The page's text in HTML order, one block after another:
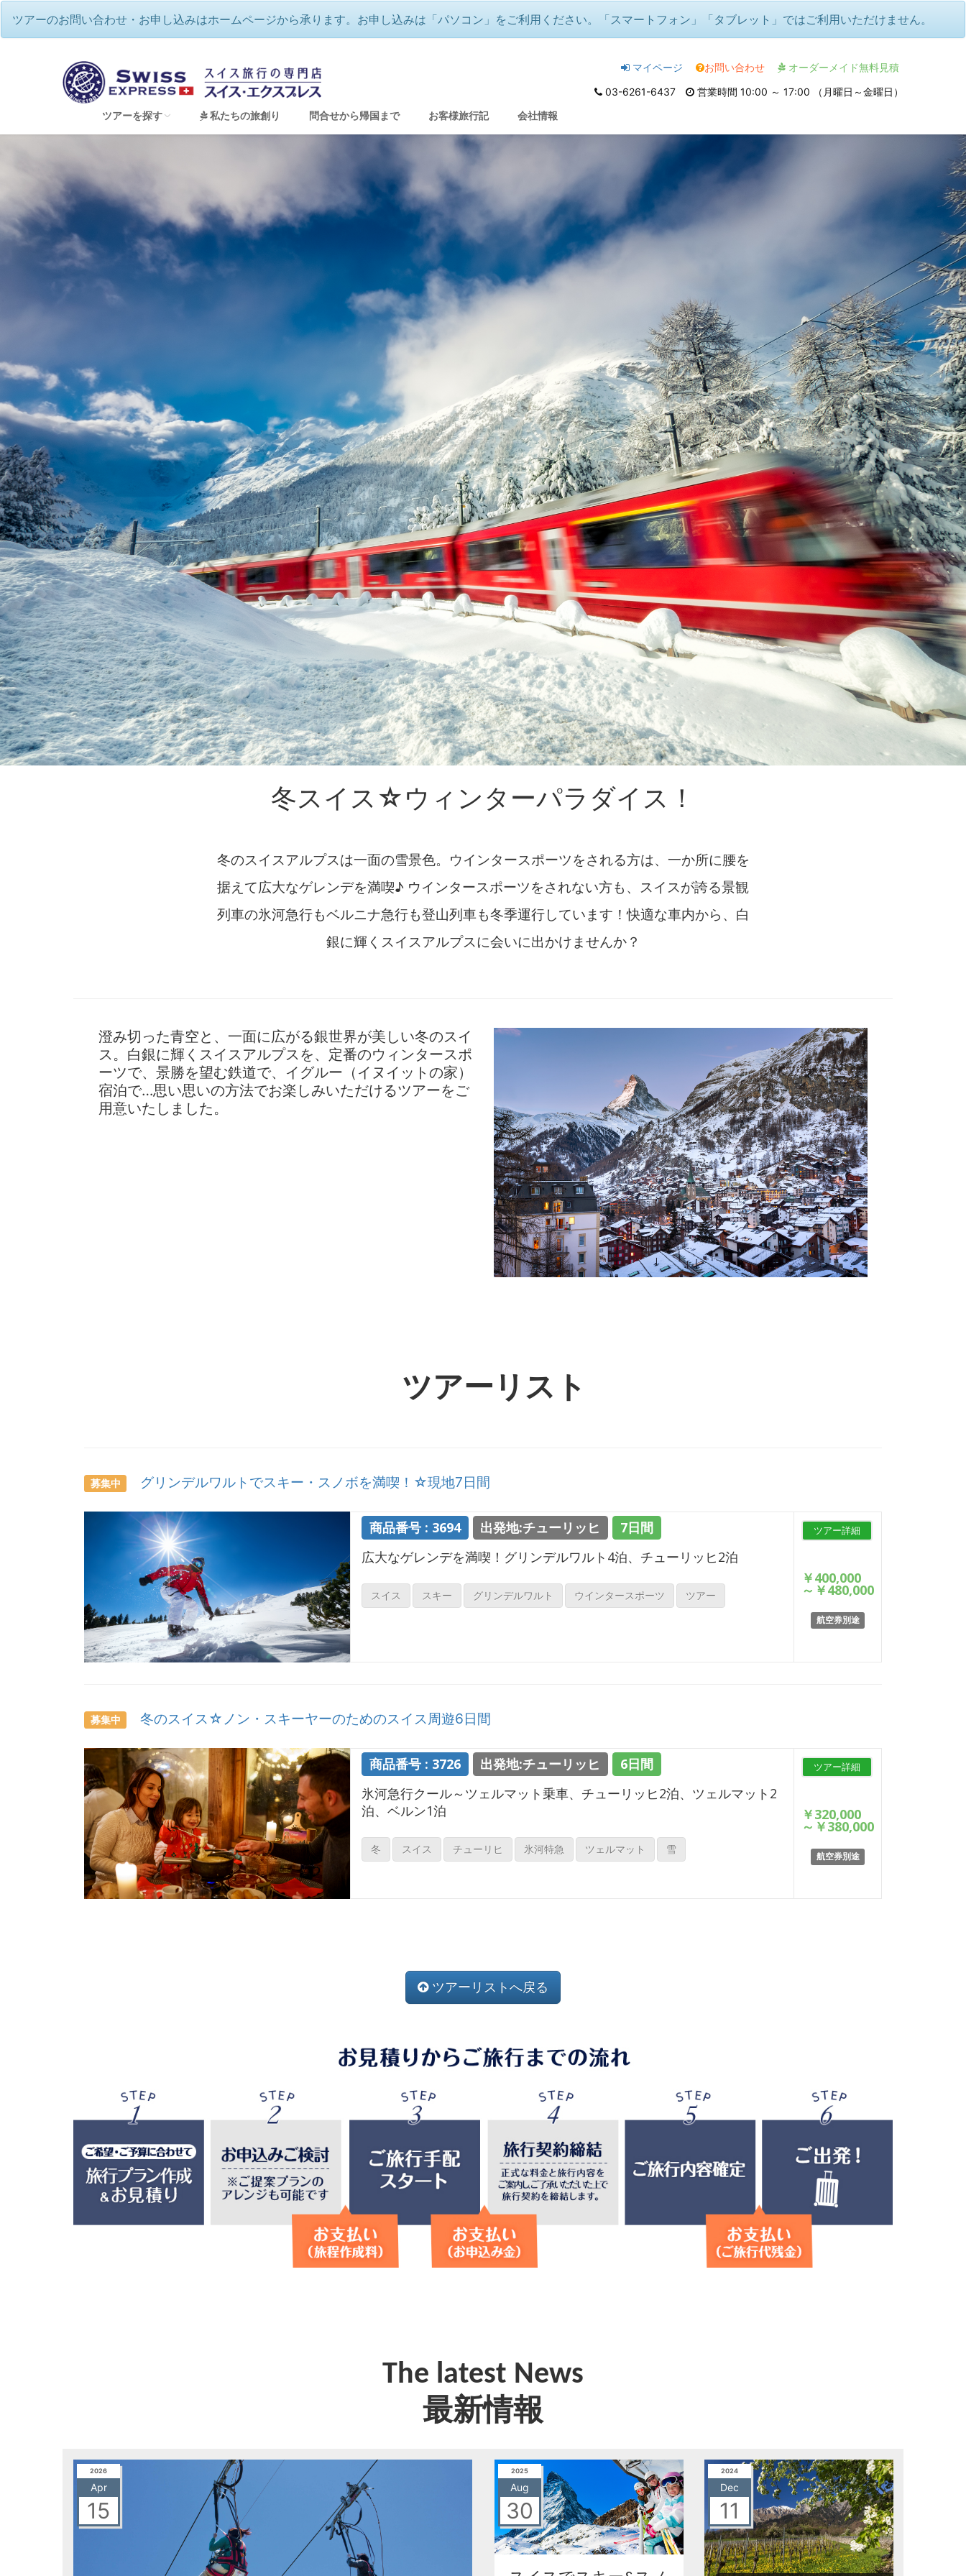
ツアーのお問い合わせ・お申し込みはホームページから承ります。お申し込みは「パソコン」をご利用ください。「スマートフォン」「タブレット」ではご利用いただけません。
オーダーメイド無料見積
お問い合わせ
マイページ
03-6261-6437
営業時間 10:00 ～ 17:00 （月曜日～金曜日）
ツアーを探す
すべてのツアーを見る
アルプス３大名峰！マッターホルン・ユングフラウ・モンブラン
氷河急行・ベルニナ急行☆スイス景観列車の旅🌟
スイスハネムーン🌟山岳ホテルや2か国周遊など
せっかくだから…スイスともう1ヶ国★2ヶ国ツアー
ハイジの故郷とエンガディンの美しい村々へ
:*:゜･:･☆ スイスのクリスマス ☆:*:゜･:･ﾟ
冬スイス☆ウィンターパラダイス
アルプス極上のハイキング（トレッキング）♪
自分で創る旅 (完全オーダーメイド旅)
私たちの旅創り 問合せから帰国まで お客様旅行記 会社情報
冬スイス☆ウィンターパラダイス！
冬のスイスアルプスは一面の雪景色。ウインタースポーツをされる方は、一か所に腰を
据えて広大なゲレンデを満喫♪ ウインタースポーツをされない方も、スイスが誇る景観
列車の氷河急行もベルニナ急行も登山列車も冬季運行しています！快適な車内から、白
銀に輝くスイスアルプスに会いに出かけませんか？
澄み切った青空と、一面に広がる銀世界が美しい冬のスイ
ス。白銀に輝くスイスアルプスを、定番のウィンタースポ
ーツで、景勝を望む鉄道で、イグルー（イヌイットの家）
宿泊で…思い思いの方法でお楽しみいただけるツアーをご
用意いたしました。
ツアーリスト
募集中 グリンデルワルトでスキー・スノボを満喫！☆現地7日間
ツアー詳細
￥400,000
～ ￥480,000
航空券別途
商品番号 : 3694 出発地:チューリッヒ
7日間
広大なゲレンデを満喫！グリンデルワルト4泊、チューリッヒ2泊
スイス スキー グリンデルワルト ウインタースポーツ ツアー
募集中 冬のスイス☆ノン・スキーヤーのためのスイス周遊6日間
ツアー詳細
￥320,000
～ ￥380,000
航空券別途
商品番号 : 3726 出発地:チューリッヒ
6日間
氷河急行クール～ツェルマット乗車、チューリッヒ2泊、ツェルマット2
泊、ベルン1泊
冬 スイス チューリヒ 氷河特急 ツェルマット 雪
ツアーリストへ戻る
The latest News
最新情報
2026
Apr
15
2025
Aug
30
2024
Dec
11